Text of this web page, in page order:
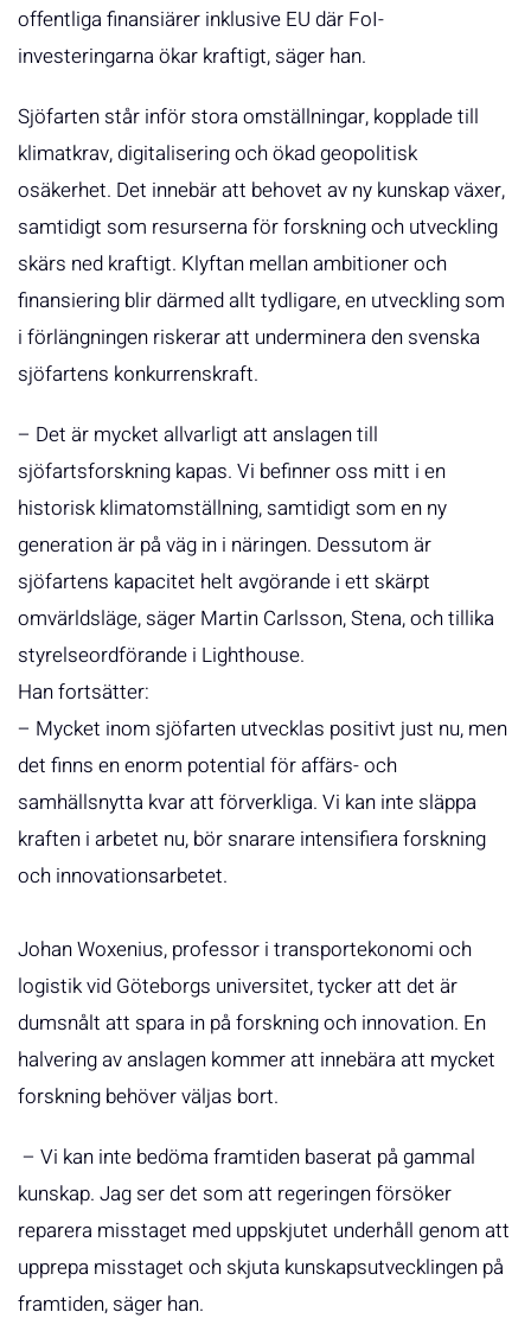
offentliga finansiärer inklusive EU där FoI-
investeringarna ökar kraftigt, säger han.
Sjöfarten står inför stora omställningar, kopplade till
klimatkrav, digitalisering och ökad geopolitisk
osäkerhet. Det innebär att behovet av ny kunskap växer,
samtidigt som resurserna för forskning och utveckling
skärs ned kraftigt. Klyftan mellan ambitioner och
finansiering blir därmed allt tydligare, en utveckling som
i förlängningen riskerar att underminera den svenska
sjöfartens konkurrenskraft.
– Det är mycket allvarligt att anslagen till
sjöfartsforskning kapas. Vi befinner oss mitt i en
historisk klimatomställning, samtidigt som en ny
generation är på väg in i näringen. Dessutom är
sjöfartens kapacitet helt avgörande i ett skärpt
omvärldsläge, säger Martin Carlsson, Stena, och tillika
styrelseordförande i Lighthouse.
Han fortsätter:
– Mycket inom sjöfarten utvecklas positivt just nu, men
det finns en enorm potential för affärs- och
samhällsnytta kvar att förverkliga. Vi kan inte släppa
kraften i arbetet nu, bör snarare intensifiera forskning
och innovationsarbetet.
Johan Woxenius, professor i transportekonomi och
logistik vid Göteborgs universitet, tycker att det är
dumsnålt att spara in på forskning och innovation. En
halvering av anslagen kommer att innebära att mycket
forskning behöver väljas bort.
– Vi kan inte bedöma framtiden baserat på gammal
kunskap. Jag ser det som att regeringen försöker
reparera misstaget med uppskjutet underhåll genom att
upprepa misstaget och skjuta kunskapsutvecklingen på
framtiden, säger han.